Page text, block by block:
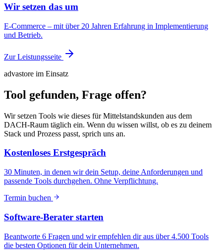
Wir setzen das um
E-Commerce – mit über 20 Jahren Erfahrung in Implementierung
und Betrieb.
Zur Leistungsseite
advastore im Einsatz
Tool gefunden, Frage offen?
Wir setzen Tools wie dieses für Mittelstandskunden aus dem
DACH-Raum täglich ein. Wenn du wissen willst, ob es zu deinem
Stack und Prozess passt, sprich uns an.
Kostenloses Erstgespräch
30 Minuten, in denen wir dein Setup, deine Anforderungen und
passende Tools durchgehen. Ohne Verpflichtung.
Termin buchen
Software-Berater starten
Beantworte 6 Fragen und wir empfehlen dir aus über 4.500 Tools
die besten Optionen für dein Unternehmen.